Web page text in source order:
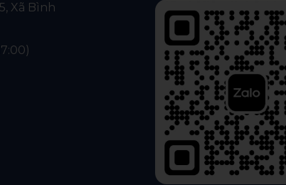
Xã Bình